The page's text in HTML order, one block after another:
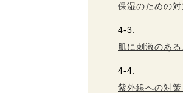
保湿のための
肌に刺激のあ
紫外線への対